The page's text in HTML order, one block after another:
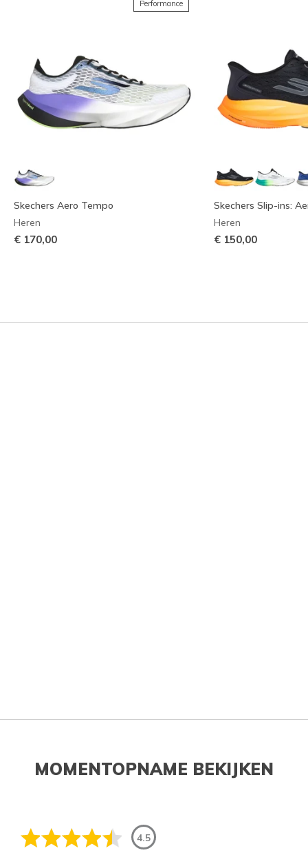
Performance
Skechers Aero Tempo
Heren
€ 170,00
Skechers Slip-ins:
Heren
€ 150,00
MOMENTOPNAME BEKIJKEN
4.5